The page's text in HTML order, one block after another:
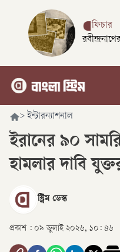
ফিচার
> ইন্টারন্যাশনাল
ইরানের ৯০
হামলার দাবি
স্ট্রিম ডেস্ক
প্রকাশ : ০৯ জুলাই ২০২৬, ১০: ৪৬